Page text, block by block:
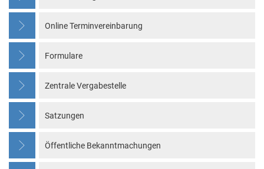
Online Terminvereinbarung
Formulare
Zentrale Vergabestelle
Satzungen
Öffentliche Bekanntmachungen